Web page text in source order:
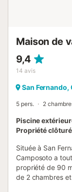
Maison de
9,4
14 avis
San Fernando,
5 pers. 2
Piscine
Propriété
Située à San
Camposoto a
propriété de 90
de 2 chambres